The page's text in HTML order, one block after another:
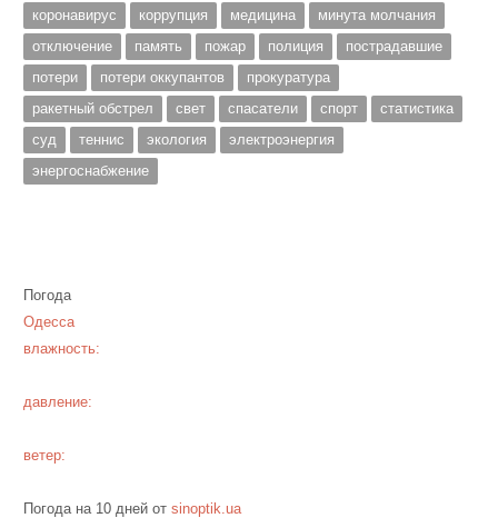
коронавирус
коррупция медицина
минута молчания
отключение
память пожар полиция
пострадавшие
потери
потери оккупантов
прокуратура
ракетный обстрел
свет спасатели спорт
статистика
суд
теннис экология
электроэнергия
энергоснабжение
Погода
Одесса
влажность:
давление:
ветер:
Погода на 10 дней от sinoptik.ua